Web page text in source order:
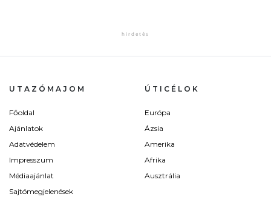
UTAZÓMAJOM
Főoldal
Ajánlatok
Adatvédelem
Impresszum
Médiaajánlat
Sajtómegjelenések
ÚTICÉLOK
Európa
Ázsia
Amerika
Afrika
Ausztrália